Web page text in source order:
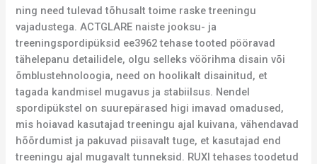
ning need tulevad tõhusalt toime raske treeningu
vajadustega. ACTGLARE naiste jooksu- ja
treeningspordipüksid ee3962 tehase tooted pööravad
tähelepanu detailidele, olgu selleks vöörihma disain või
õmblustehnoloogia, need on hoolikalt disainitud, et
tagada kandmisel mugavus ja stabiilsus. Nendel
spordipükstel on suurepärased higi imavad omadused,
mis hoiavad kasutajad treeningu ajal kuivana, vähendavad
hõõrdumist ja pakuvad piisavalt tuge, et kasutajad end
treeningu ajal mugavalt tunneksid. RUXI tehases toodetud